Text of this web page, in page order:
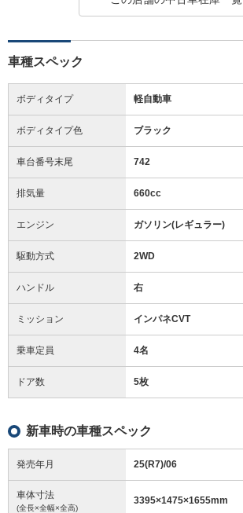
車種スペック
ボディタイプ 軽自動車
ボディタイプ色 ブラック
車台番号末尾 742
排気量 660cc
エンジン ガソリン(レギュラー)
駆動方式 2WD
ハンドル 右
ミッション インパネCVT
乗車定員 4名
ドア数 5枚
新車時の車種スペック
発売年月 25(R7)/06
車体寸法
(全長×全幅×全高)
3395×1475×1655mm